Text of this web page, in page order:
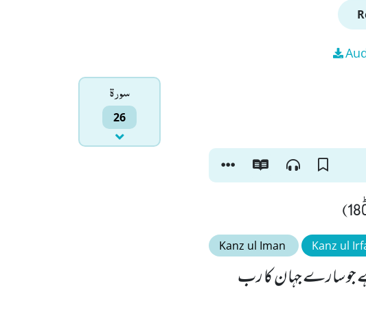
سورۃ
26
Kanz ul Iman Kanz ul
ہے جو سارے جہان کا رب